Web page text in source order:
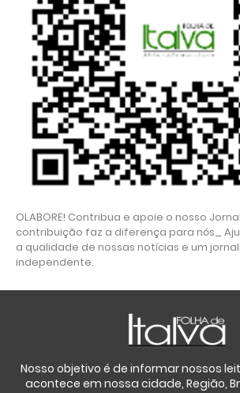
OLABORE! Contribua e apoie o nosso
contribuição faz a diferença para nós_
a qualidade de nossas notícias e um
independente.
Nosso objetivo é de informar nossos
acontece em nossa cidade, Região,